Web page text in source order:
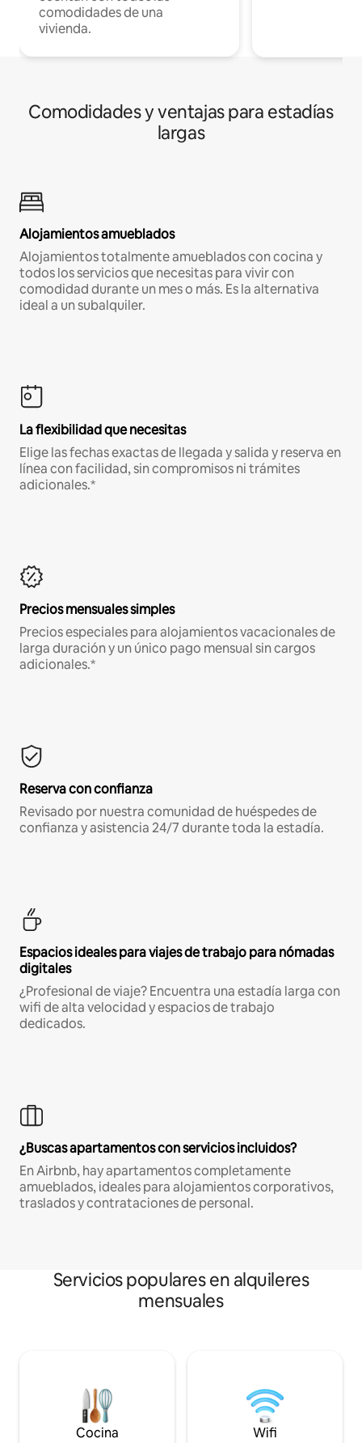
comodidades de una
vivienda.
Comodidades y ventajas para estadías
largas
Alojamientos amueblados
Alojamientos totalmente amueblados con cocina y
todos los servicios que necesitas para vivir con
comodidad durante un mes o más. Es la alternativa
ideal a un subalquiler.
La flexibilidad que necesitas
Elige las fechas exactas de llegada y salida y reserva en
línea con facilidad, sin compromisos ni trámites
adicionales.*
Precios mensuales simples
Precios especiales para alojamientos vacacionales de
larga duración y un único pago mensual sin cargos
adicionales.*
Reserva con confianza
Revisado por nuestra comunidad de huéspedes de
confianza y asistencia 24/7 durante toda la estadía.
Espacios ideales para viajes de trabajo para nómadas
digitales
¿Profesional de viaje? Encuentra una estadía larga con
wifi de alta velocidad y espacios de trabajo
dedicados.
¿Buscas apartamentos con servicios incluidos?
En Airbnb, hay apartamentos completamente
amueblados, ideales para alojamientos corporativos,
traslados y contrataciones de personal.
Servicios populares en alquileres
mensuales
Cocina Wifi